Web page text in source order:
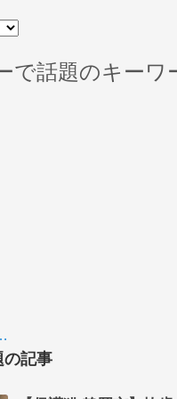
で話題のキーワ
の記事